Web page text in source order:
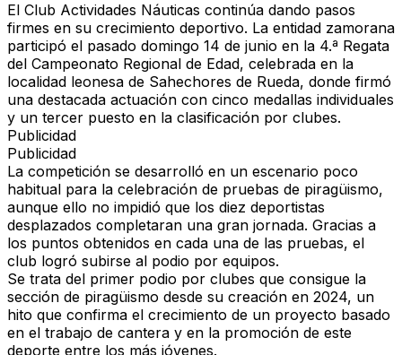
El Club Actividades Náuticas continúa dando pasos
firmes en su crecimiento deportivo. La entidad zamorana
participó el pasado domingo 14 de junio en la 4.ª Regata
del Campeonato Regional de Edad, celebrada en la
localidad leonesa de Sahechores de Rueda, donde firmó
una destacada actuación con cinco medallas individuales
y un tercer puesto en la clasificación por clubes.
Publicidad
Publicidad
La competición se desarrolló en un escenario poco
habitual para la celebración de pruebas de piragüismo,
aunque ello no impidió que los diez deportistas
desplazados completaran una gran jornada. Gracias a
los puntos obtenidos en cada una de las pruebas, el
club logró subirse al podio por equipos.
Se trata del primer podio por clubes que consigue la
sección de piragüismo desde su creación en 2024, un
hito que confirma el crecimiento de un proyecto basado
en el trabajo de cantera y en la promoción de este
deporte entre los más jóvenes.